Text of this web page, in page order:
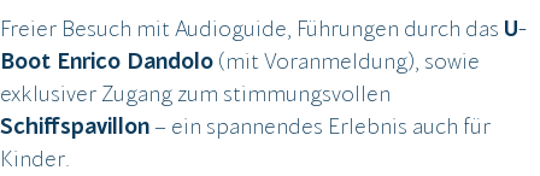
Freier Besuch mit Audioguide, Führungen durch das U-
Boot Enrico Dandolo(mit Voranmeldung), sowie
exklusiver Zugang zum stimmungsvollen
Schiffspavillon– ein spannendes Erlebnis auch für
Kinder.